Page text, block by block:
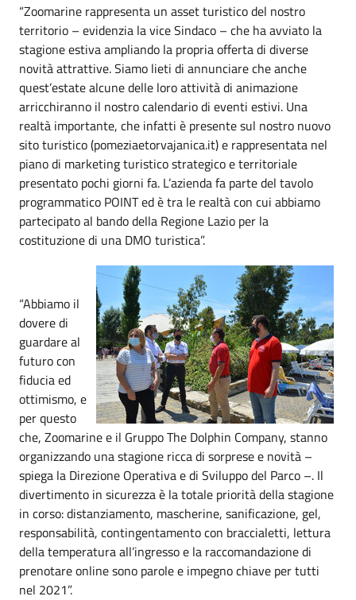
“Zoomarine rappresenta un asset turistico del nostro
territorio – evidenzia la vice Sindaco – che ha avviato la
stagione estiva ampliando la propria offerta di diverse
novità attrattive. Siamo lieti di annunciare che anche
quest’estate alcune delle loro attività di animazione
arricchiranno il nostro calendario di eventi estivi. Una
realtà importante, che infatti è presente sul nostro nuovo
sito turistico (pomeziaetorvajanica.it) e rappresentata nel
piano di marketing turistico strategico e territoriale
presentato pochi giorni fa. L’azienda fa parte del tavolo
programmatico POINT ed è tra le realtà con cui abbiamo
partecipato al bando della Regione Lazio per la
costituzione di una DMO turistica”.
“Abbiamo il
dovere di
guardare al
futuro con
fiducia ed
ottimismo, e
per questo
che, Zoomarine e il Gruppo The Dolphin Company, stanno
organizzando una stagione ricca di sorprese e novità –
spiega la Direzione Operativa e di Sviluppo del Parco –. Il
divertimento in sicurezza è la totale priorità della stagione
in corso: distanziamento, mascherine, sanificazione, gel,
responsabilità, contingentamento con braccialetti, lettura
della temperatura all’ingresso e la raccomandazione di
prenotare online sono parole e impegno chiave per tutti
nel 2021”.